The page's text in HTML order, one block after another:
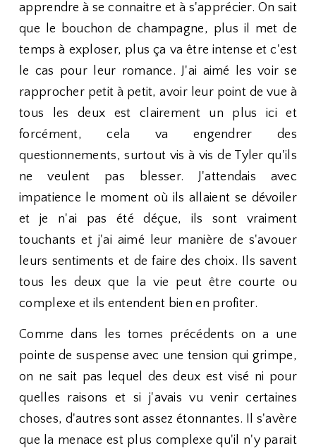
apprendre à se connaitre et à s'apprécier. On sait
que le bouchon de champagne, plus il met de
temps à exploser, plus ça va être intense et c'est
le cas pour leur romance. J'ai aimé les voir se
rapprocher petit à petit, avoir leur point de vue à
tous les deux est clairement un plus ici et
forcément, cela va engendrer des
questionnements, surtout vis à vis de Tyler qu'ils
ne veulent pas blesser. J'attendais avec
impatience le moment où ils allaient se dévoiler
et je n'ai pas été déçue, ils sont vraiment
touchants et j'ai aimé leur manière de s'avouer
leurs sentiments et de faire des choix. Ils savent
tous les deux que la vie peut être courte ou
complexe et ils entendent bien en profiter.
Comme dans les tomes précédents on a une
pointe de suspense avec une tension qui grimpe,
on ne sait pas lequel des deux est visé ni pour
quelles raisons et si j'avais vu venir certaines
choses, d'autres sont assez étonnantes. Il s'avère
que la menace est plus complexe qu'il n'y parait